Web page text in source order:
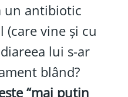
un antibiotic
vine și cu
lui s-ar
blând?
“mai puțin